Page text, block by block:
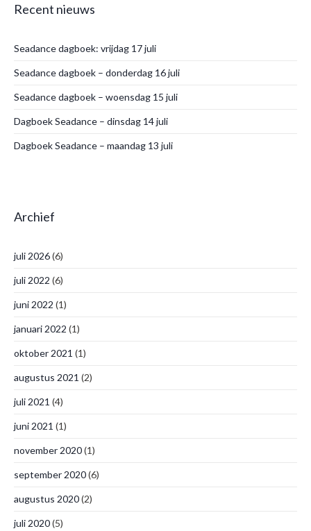
Recent nieuws
Seadance dagboek: vrijdag 17 juli
Seadance dagboek – donderdag 16 juli
Seadance dagboek – woensdag 15 juli
Dagboek Seadance – dinsdag 14 juli
Dagboek Seadance – maandag 13 juli
Archief
juli 2026(6)
juli 2022 (6)
juni 2022 (1)
januari 2022 (1)
oktober 2021 (1)
augustus 2021 (2)
juli 2021 (4)
juni 2021 (1)
november 2020(1)
september 2020(6)
augustus 2020(2)
juli 2020(5)